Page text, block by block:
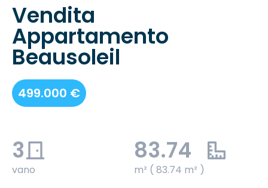
Vendita
Appartamento
Beausoleil
499.000 €
3
vano
83.74
m² ( 83.74 m² )